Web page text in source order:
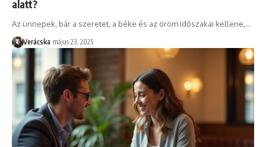
alatt?
Az ünnepek, bár a szeretet, a béke és az öröm időszakai kellene, …
Verácska május 23, 2025